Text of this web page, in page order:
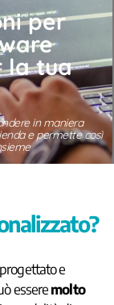
per
la tua
in maniera
e permette così
e
esseremolto